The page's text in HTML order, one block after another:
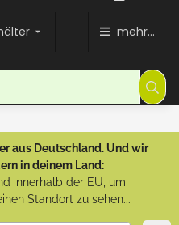
mehr...
aus Deutschland. Und wir
in deinem Land:
innerhalb der EU, um
Standort zu sehen...